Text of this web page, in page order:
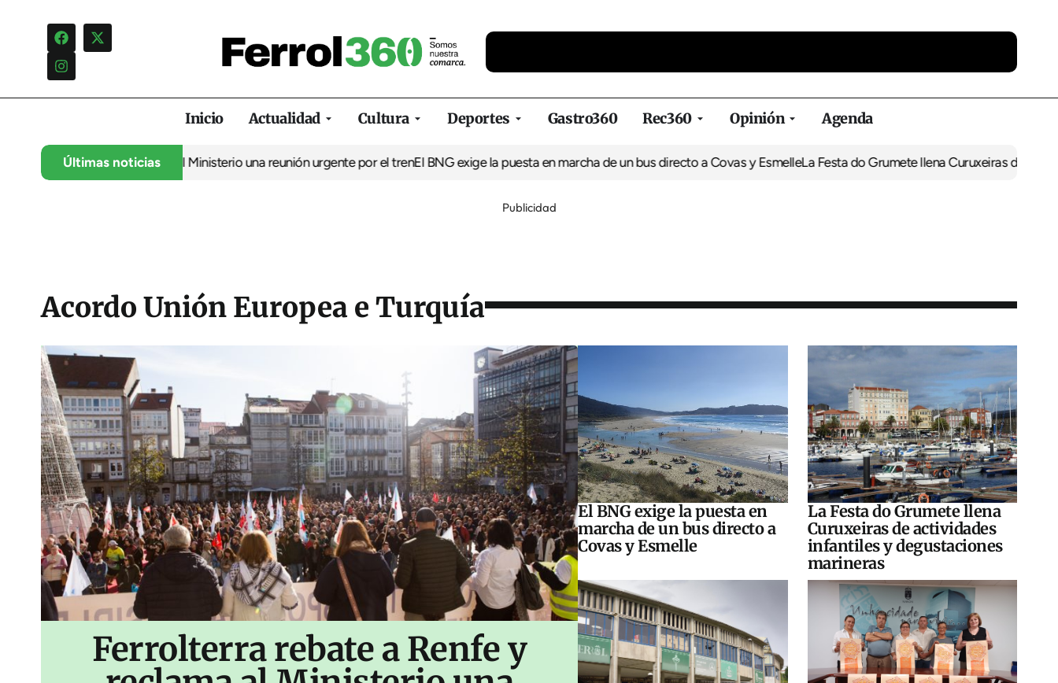
Inicio Actualidad Cultura Deportes Gastro360 Rec360 Opinión Agenda
Últimas noticias
a Renfe y reclama al Ministerio una reunión urgente por el trenEl BNG exige la puesta en marcha de un bus directo a Covas y EsmelleLa Festa do Grumete llena Curuxeiras de actividades
Publicidad
Acordo Unión Europea e Turquía
Ferrolterra rebate a Renfe y
El BNG exige la puesta en
marcha de un bus directo a
Covas y Esmelle
La Festa do Grumete llena
Curuxeiras de actividades
infantiles y degustaciones
marineras